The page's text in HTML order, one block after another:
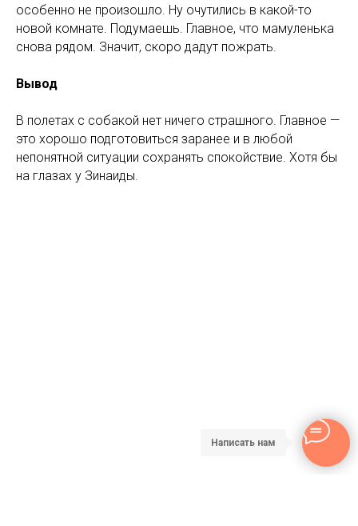
особенно не произошло. Ну очутились в какой-то
новой комнате. Подумаешь. Главное, что мамуленька
снова рядом. Значит, скоро дадут пожрать.
Вывод
В полетах с собакой нет ничего страшного. Главное —
это хорошо подготовиться заранее и в любой
непонятной ситуации сохранять спокойствие. Хотя бы
на глазах у Зинаиды.
Написать нам